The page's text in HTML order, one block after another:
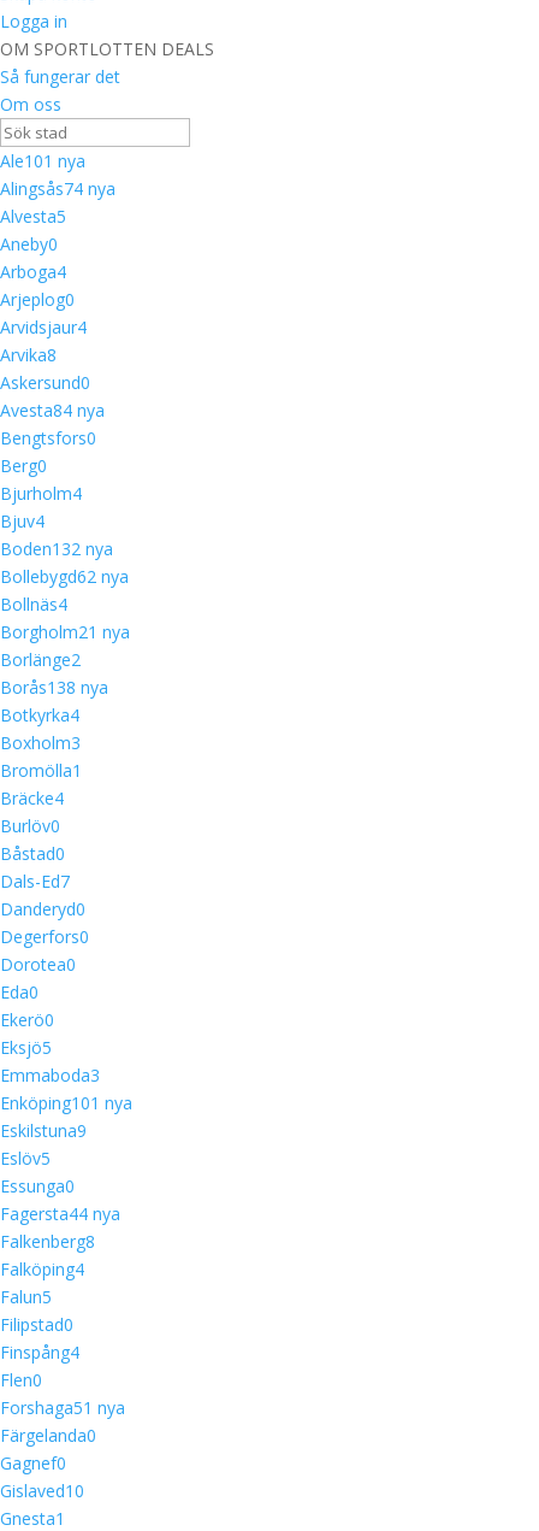
Logga in
OM SPORTLOTTEN DEALS
Så fungerar det
Om oss
Ale101 nya
Alingsås74 nya
Alvesta5
Aneby0
Arboga4
Arjeplog0
Arvidsjaur4
Arvika8
Askersund0
Avesta84 nya
Bengtsfors0
Berg0
Bjurholm4
Bjuv4
Boden132 nya
Bollebygd62 nya
Bollnäs4
Borgholm21 nya
Borlänge2
Borås138 nya
Botkyrka4
Boxholm3
Bromölla1
Bräcke4
Burlöv0
Båstad0
Dals-Ed7
Danderyd0
Degerfors0
Dorotea0
Eda0
Ekerö0
Eksjö5
Emmaboda3
Enköping101 nya
Eskilstuna9
Eslöv5
Essunga0
Fagersta44 nya
Falkenberg8
Falköping4
Falun5
Filipstad0
Finspång4
Flen0
Forshaga51 nya
Färgelanda0
Gagnef0
Gislaved10
Gnesta1